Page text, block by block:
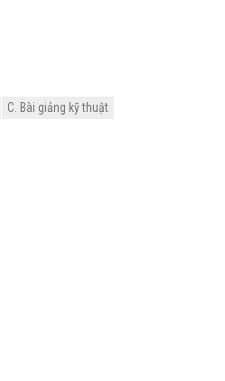
C. Bài giảng kỹ thuật